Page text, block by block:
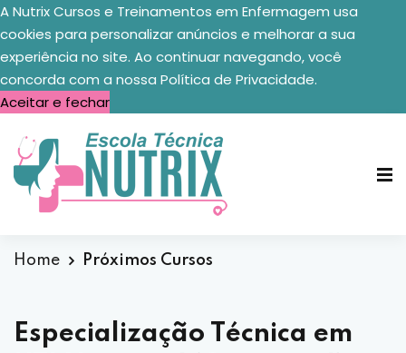
A Nutrix Cursos e Treinamentos em Enfermagem usa
cookies para personalizar anúncios e melhorar a sua
experiência no site. Ao continuar navegando, você
concorda com a nossa Política de Privacidade.
Aceitar e fechar
Home Próximos Cursos
Especialização Técnica em